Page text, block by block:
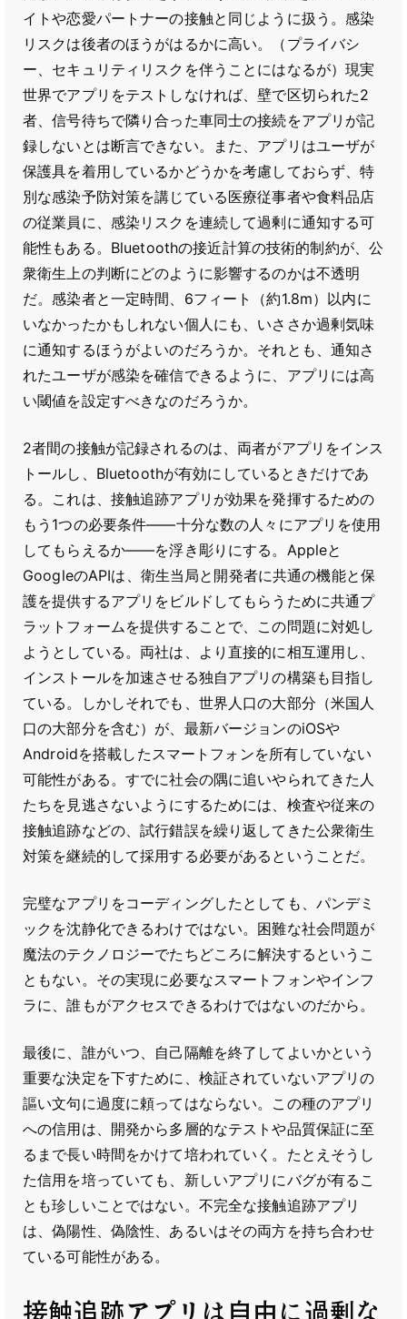
イトや恋愛パートナーの接触と同じように扱う。感染
リスクは後者のほうがはるかに高い。（プライバシ
ー、セキュリティリスクを伴うことにはなるが）現実
世界でアプリをテストしなければ、壁で区切られた2
者、信号待ちで隣り合った車同士の接続をアプリが記
録しないとは断言できない。また、アプリはユーザが
保護具を着用しているかどうかを考慮しておらず、特
別な感染予防対策を講じている医療従事者や食料品店
の従業員に、感染リスクを連続して過剰に通知する可
能性もある。Bluetoothの接近計算の技術的制約が、公
衆衛生上の判断にどのように影響するのかは不透明
だ。感染者と一定時間、6フィート（約1.8m）以内に
いなかったかもしれない個人にも、いささか過剰気味
に通知するほうがよいのだろうか。それとも、通知さ
れたユーザが感染を確信できるように、アプリには高
い閾値を設定すべきなのだろうか。
2者間の接触が記録されるのは、両者がアプリをインス
トールし、Bluetoothが有効にしているときだけであ
る。これは、接触追跡アプリが効果を発揮するための
もう1つの必要条件――十分な数の人々にアプリを使用
してもらえるか――を浮き彫りにする。Appleと
GoogleのAPIは、衛生当局と開発者に共通の機能と保
護を提供するアプリをビルドしてもらうために共通プ
ラットフォームを提供することで、この問題に対処し
ようとしている。両社は、より直接的に相互運用し、
インストールを加速させる独自アプリの構築も目指し
ている。しかしそれでも、世界人口の大部分（米国人
口の大部分を含む）が、最新バージョンのiOSや
Androidを搭載したスマートフォンを所有していない
可能性がある。すでに社会の隅に追いやられてきた人
たちを見逃さないようにするためには、検査や従来の
接触追跡などの、試行錯誤を繰り返してきた公衆衛生
対策を継続的して採用する必要があるということだ。
完璧なアプリをコーディングしたとしても、パンデミ
ックを沈静化できるわけではない。困難な社会問題が
魔法のテクノロジーでたちどころに解決するというこ
ともない。その実現に必要なスマートフォンやインフ
ラに、誰もがアクセスできるわけではないのだから。
最後に、誰がいつ、自己隔離を終了してよいかという
重要な決定を下すために、検証されていないアプリの
謳い文句に過度に頼ってはならない。この種のアプリ
への信用は、開発から多層的なテストや品質保証に至
るまで長い時間をかけて培われていく。たとえそうし
た信用を培っていても、新しいアプリにバグが有るこ
とも珍しいことではない。不完全な接触追跡アプリ
は、偽陽性、偽陰性、あるいはその両方を持ち合わせ
ている可能性がある。
接触追跡アプリは自由に過剰な